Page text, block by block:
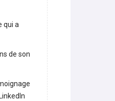
qui a
de son